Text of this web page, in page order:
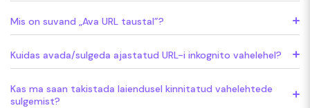
Mis on suvand „Ava URL taustal”?
Kuidas avada/sulgeda ajastatud URL-i inkognito vahelehel?
Kas ma saan takistada laiendusel kinnitatud vahelehtede
sulgemist?